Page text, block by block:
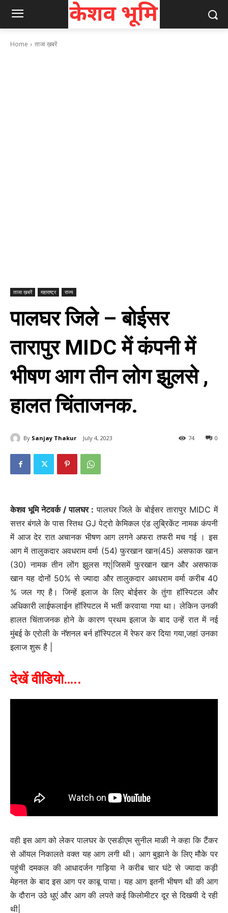
Home ताजा ख़बरें
ताजा ख़बरें महाराष्ट्र राज्य
पालघर जिले – बोईसर
तारापुर MIDC में कंपनी में
भीषण आग तीन लोग झुलसे ,
हालत चिंताजनक.
By Sanjay Thakur July 4, 2023 0
74
केशव भूमि नेटवर्क / पालघर : पालघर जिले के बोईसर तारापुर MIDC में
सत्तर बंगले के पास स्तिथ GJ पेट्रो केमिकल एंड लुब्रिकेंट नामक कंपनी
में आज देर रात अचानक भीषण आग लगने अफरा तफरी मच गई । इस
आग में तालुकदार अवधराम वर्मा (54) फुरखान खान(45) असफाक खान
(30) नामक तीन लोंग झुलस गए|जिसमें फुरखान खान और असफाक
खान यह दोनों 50% से ज्यादा और तालुकदार अवधराम वर्मा करीब 40
% जल गए है। जिन्हें इलाज के लिए बोईसर के तुंगा हॉस्पिटल और
अधिकारी लाईफलाईन हॉस्पिटल में भर्ती करवाया गया था। लेकिन उनकी
हालत चिंताजनक होने के कारण प्रथम इलाज के बाद उन्हें रात में नई
मुंबई के एरोली के नॅशनल बर्न हॉस्पिटल में रेफर कर दिया गया,जहां उनका
इलाज शुरू है |
देखें वीडियो…..
वही इस आग को लेकर पालघर के एसडीएम सुनील माळी ने कहा कि टैंकर
से ऑयल निकालते वक्त यह आग लगी थी। आग बुझाने के लिए मौके पर
पहुंची दमकल की आधादर्जन गाड़िया ने करीब चार घंटे से ज्यादा कड़ी
मेहनत के बाद इस आग पर काबू पाया। यह आग इतनी भीषण थी की आग
के दौरान उठे धुएं और आग की लपते कई किलोमीटर दूर से दिखयी दे रही
थी|